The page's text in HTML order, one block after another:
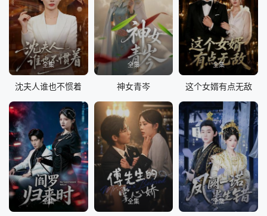
全集
沈夫人谁也不惯着
全集
神女青岑
全集
这个女婿有点无敌
全集 全集 全集